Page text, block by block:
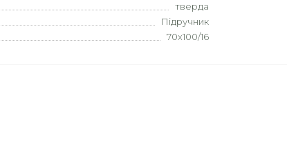
тверда
Підручник
70х100/16